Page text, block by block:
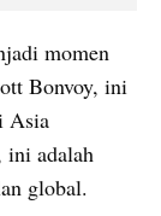
momen
Bonvoy, ini
Asia
ini adalah
global.